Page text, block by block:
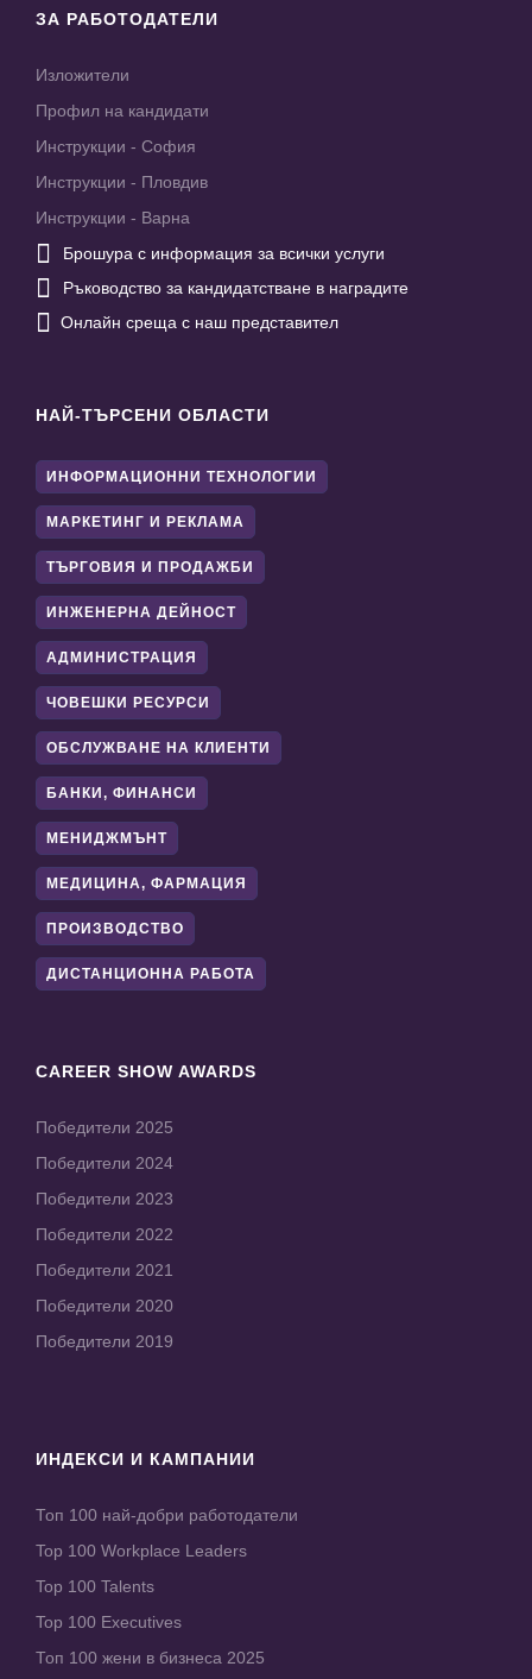
ЗА РАБОТОДАТЕЛИ
Изложители
Профил на кандидати
Инструкции - София
Инструкции - Пловдив
Инструкции - Варна
 Брошура с информация за всички услуги
 Ръководство за кандидатстване в наградите
 Онлайн среща с наш представител
НАЙ-ТЪРСЕНИ ОБЛАСТИ
ИНФОРМАЦИОННИ ТЕХНОЛОГИИ
МАРКЕТИНГ И РЕКЛАМА
ТЪРГОВИЯ И ПРОДАЖБИ
ИНЖЕНЕРНА ДЕЙНОСТ
АДМИНИСТРАЦИЯ
ЧОВЕШКИ РЕСУРСИ
ОБСЛУЖВАНЕ НА КЛИЕНТИ
БАНКИ, ФИНАНСИ
МЕНИДЖМЪНТ
МЕДИЦИНА, ФАРМАЦИЯ
ПРОИЗВОДСТВО
ДИСТАНЦИОННА РАБОТА
CAREER SHOW AWARDS
Победители 2025
Победители 2024
Победители 2023
Победители 2022
Победители 2021
Победители 2020
Победители 2019
ИНДЕКСИ И КАМПАНИИ
Топ 100 най-добри работодатели
Top 100 Workplace Leaders
Top 100 Talents
Top 100 Executives
Топ 100 жени в бизнеса 2025